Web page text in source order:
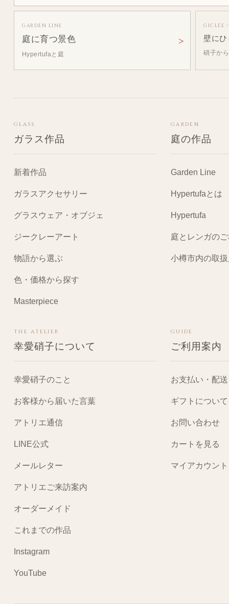
GARDEN LINE
庭に育つ景色
Hypertufaと庭
GICLÉE /
壁にひ
硝子か
GLASS
ガラス作品
新着作品
ガラスアクセサリー
グラスウェア・オブジェ
ジークレーアート
物語から選ぶ
色・価格から探す
Masterpiece
GARDEN
庭の作品
Garden Line
Hypertufaとは
Hypertufa
庭とレンガの
小樽市内の取
THE ATELIER
幸愛硝子について
幸愛硝子のこと
お客様から届いた言葉
アトリエ通信
LINE公式
メールレター
アトリエご来訪案内
オーダーメイド
これまでの作品
Instagram
YouTube
GUIDE
ご利用案内
お支払い・配送
ギフトについて
お問い合わせ
カートを見る
マイアカウント